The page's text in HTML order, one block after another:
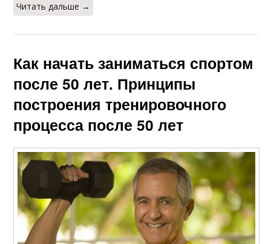
Читать дальше →
Как начать заниматься спортом
после 50 лет. Принципы
построения тренировочного
процесса после 50 лет